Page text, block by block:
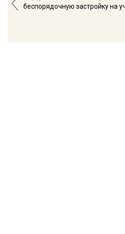
беспорядочную застройку на